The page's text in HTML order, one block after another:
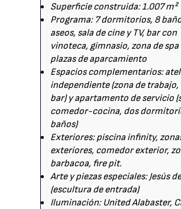
Superficie construida: 1.007 m²
Programa: 7 dormitorios, 8
aseos, sala de cine y TV, bar con
vinoteca, gimnasio, zona de spa
plazas de aparcamiento
Espacios complementarios:
independiente (zona de trabajo,
bar) y apartamento de servicio
comedor-cocina, dos
baños)
Exteriores: piscina infinity,
exteriores, comedor exterior,
barbacoa, fire pit.
Arte y piezas especiales: Jesús
(escultura de entrada)
Iluminación: United Alabaster,